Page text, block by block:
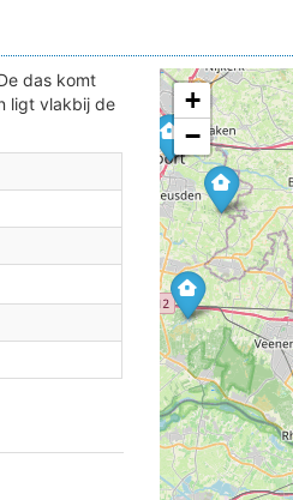
das komt
ligt vlakbij de
+
−